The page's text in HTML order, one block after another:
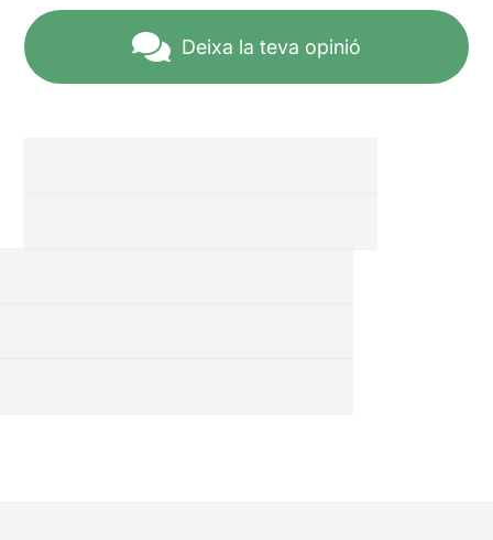
Deixa la teva opinió